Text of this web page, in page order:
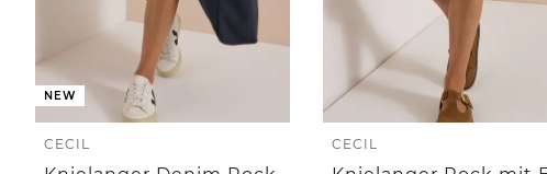
NEW
CECIL CECIL